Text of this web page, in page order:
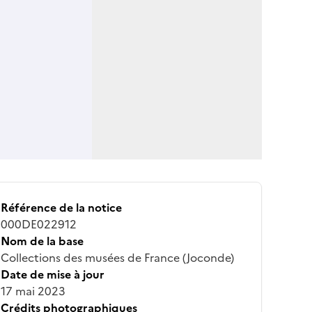
Référence de la notice
000DE022912
Nom de la base
Collections des musées de France (Joconde)
Date de mise à jour
17 mai 2023
Crédits photographiques